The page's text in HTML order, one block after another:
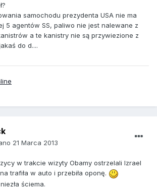
samochodu prezydenta USA nie ma
5 agentów SS, paliwo nie jest nalewane z
a te kanistry nie są przywiezione z
do d....
21 Marca 2013
w trakcie wizyty Obamy ostrzelali Izrael
trafiła w auto i przebiła oponę.
ściema.